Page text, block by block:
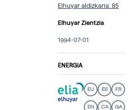
Elhuyar aldizkaria: 85
Elhuyar Zientzia
1994-07-01
ENERGIA
EU ES FR
EN CA GA